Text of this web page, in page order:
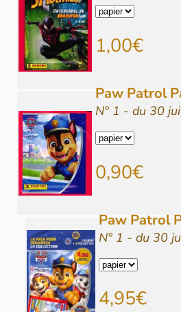
1,00€
Paw Patrol
N° 1 - du 30
0,90€
Paw Patrol
N° 1 - du 30
4,95€